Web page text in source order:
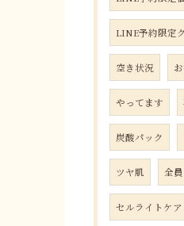
LINE予約限定
空き状況
やってます
炭酸パック
ツヤ肌 全
セルライトケア